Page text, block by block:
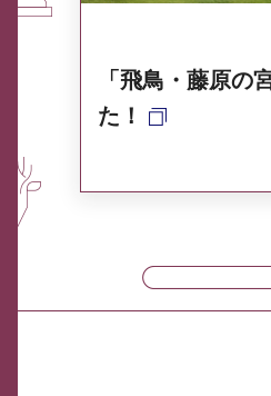
「飛鳥・藤原の
た！